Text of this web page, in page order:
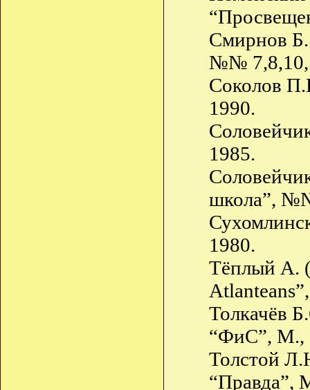
Смирнов Б.
№№ 7,8,10,
Соколов
1990.
1985.
школа”,
1980.
Тёплый А.
Толкачёв
“ФиС”, М.,
Толстой
“Правда”,